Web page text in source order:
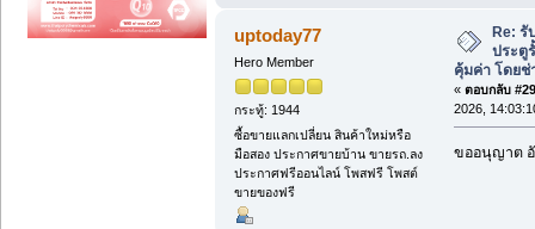
uptoday77
Hero Member
กระทู้: 1944
ซื้อขายแลกเปลี่ยน สินค้าใหม่หรือ
มือสอง ประกาศขายบ้าน ขายรถ.ลง
ประกาศฟรีออนไลน์ โพสฟรี โพสต์
ขายของฟรี
Re: รั
ประตู
คุ้มค่า โดยช่
« ตอบกลับ
2026,
ขออนุญาต